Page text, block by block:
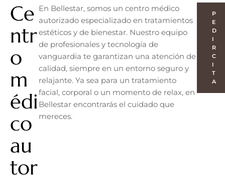
Ce
ntr
o
m
édi
co
au
tor
En Bellestar, somos un centro médico
autorizado especializado en tratamientos
estéticos y de bienestar. Nuestro equipo
de profesionales y tecnología de
vanguardia te garantizan una atención de
calidad, siempre en un entorno seguro y
relajante. Ya sea para un tratamiento
facial, corporal o un momento de relax, en
Bellestar encontrarás el cuidado que
mereces.
P
E
D
I
R
C
I
T
A